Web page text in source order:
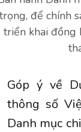
trọng, để chính
triển khai đồng
Góp ý về
thông số
Danh mục